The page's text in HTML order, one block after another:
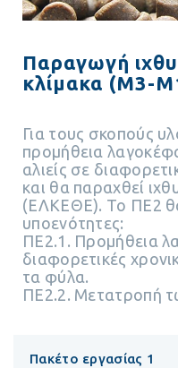
Παραγωγή
κλίμακα (Μ3-
Για τους σκοπούς
προμήθεια
αλιείς σε
και θα παραχθεί
(ΕΛΚΕΘΕ). Το ΠΕ2
υποενότητες:
ΠΕ2.1. Προμήθεια
διαφορετικές
τα φύλα.
ΠΕ2.2. Μετατροπή
Πακέτο εργασίας 1